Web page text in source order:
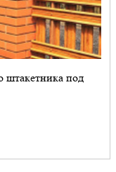
штакетника под